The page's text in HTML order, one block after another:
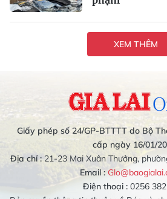
XEM THÊM
Giấy phép số 24/GP-BTTTT do Bộ
cấp ngày 16/01/
Địa chỉ :21-23 Mai Xuân Thưởng,
Email :
Điện thoại : 0256